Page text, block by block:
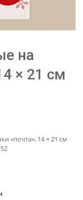
на
× 21 см
«почта», 14 × 21 см